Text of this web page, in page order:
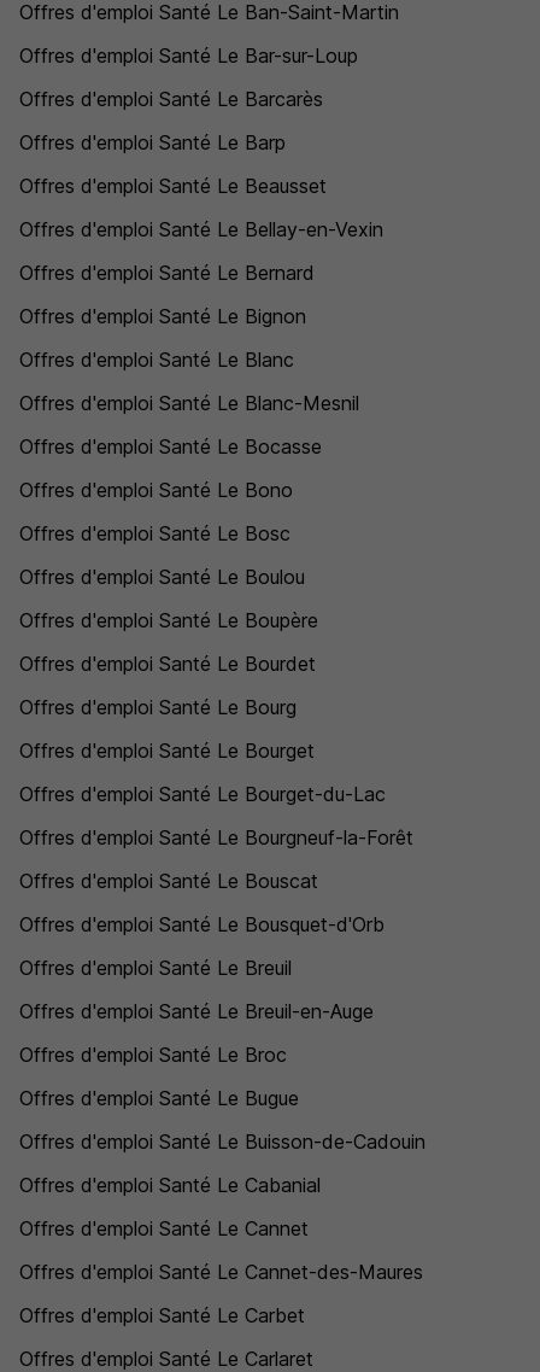
Offres d'emploi Santé Le Ban-Saint-Martin
Offres d'emploi Santé Le Bar-sur-Loup
Offres d'emploi Santé Le Barcarès
Offres d'emploi Santé Le Barp
Offres d'emploi Santé Le Beausset
Offres d'emploi Santé Le Bellay-en-Vexin
Offres d'emploi Santé Le Bernard
Offres d'emploi Santé Le Bignon
Offres d'emploi Santé Le Blanc
Offres d'emploi Santé Le Blanc-Mesnil
Offres d'emploi Santé Le Bocasse
Offres d'emploi Santé Le Bono
Offres d'emploi Santé Le Bosc
Offres d'emploi Santé Le Boulou
Offres d'emploi Santé Le Boupère
Offres d'emploi Santé Le Bourdet
Offres d'emploi Santé Le Bourg
Offres d'emploi Santé Le Bourget
Offres d'emploi Santé Le Bourget-du-Lac
Offres d'emploi Santé Le Bourgneuf-la-Forêt
Offres d'emploi Santé Le Bouscat
Offres d'emploi Santé Le Bousquet-d'Orb
Offres d'emploi Santé Le Breuil
Offres d'emploi Santé Le Breuil-en-Auge
Offres d'emploi Santé Le Broc
Offres d'emploi Santé Le Bugue
Offres d'emploi Santé Le Buisson-de-Cadouin
Offres d'emploi Santé Le Cabanial
Offres d'emploi Santé Le Cannet
Offres d'emploi Santé Le Cannet-des-Maures
Offres d'emploi Santé Le Carbet
Offres d'emploi Santé Le Carlaret